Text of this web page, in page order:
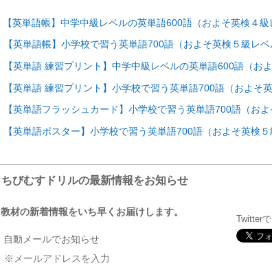
【英単語帳】中学中級レベルの英単語600語（およそ英検４
【英単語帳】小学校で習う英単語700語（およそ英検５級レ
【英単語 練習プリント】中学中級レベルの英単語600語（
【英単語 練習プリント】小学校で習う英単語700語（およ
【英単語フラッシュカード】小学校で習う英単語700語（お
【英単語ポスター】小学校で習う英単語700語（およそ英検
ちびむすドリルの最新情報をお知らせ
教材の新着情報をいち早くお届けします。
自動メールでお知らせ
Twitter